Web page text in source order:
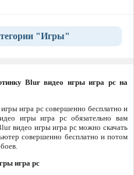
"Игры"
Blur видео игры игра pc на
игра pc совершенно бесплатно и
игры игра pc обязательно вам
видео игры игра pc можно скачать
совершенно бесплатно и потом
игра pc